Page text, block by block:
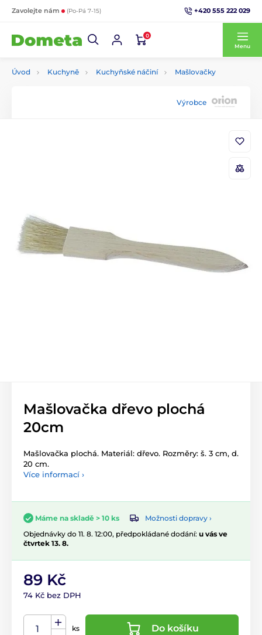
Zavolejte nám (Po-Pá 7-15) +420 555 222 029
0
Menu
Úvod Kuchyně Kuchyňské náčiní Mašlovačky
Výrobce
Mašlovačka dřevo plochá
20cm
Mašlovačka plochá. Materiál: dřevo. Rozměry: š. 3 cm, d.
20 cm.
Více informací ›
Máme na skladě > 10 ks
Možnosti dopravy ›
Objednávky do 11. 8. 12:00, předpokládané dodání: u vás ve
čtvrtek 13. 8.
89 Kč
74 Kč bez DPH
ks Do košíku